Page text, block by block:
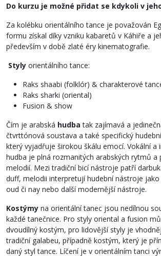
Do kurzu je možné přidat se kdykoli v
Za kolébku orientálního tance je považován
formu získal díky vzniku kabaretů v Káhiře a
především v době zlaté éry kinematografie.
Styly orientálního tance:
Raks shaabi (folklór) & charakterové
Raks sharki (oriental)
Fusion & show
Čím je arabská hudba tak zajímavá a
čtvrttónová soustava a také specifický
který vyjadřuje širokou škálu emocí. Vokální a
hudba je plná rozmanitých arabských rytmů a
melodií. Mezi tradiční bicí nástroje patří
duff, melodii interpretují hudební nástroje
oud či nay nebo další modernější nástroje.
Kostýmy na orientální tanec jsou nedílnou
každé tanečnice. Pro styly oriental a fusion
dvoudílný kostým, pro lidovější styly je
tradiční galabeu, případně kostým, který je
daný styl tance. Líčení je v orientálním tanci